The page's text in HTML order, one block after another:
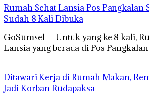
Rumah Sehat Lansia Pos Pangkalan
Sudah 8 Kali Dibuka
GoSumsel — Untuk yang ke 8 kali,
Lansia yang berada di Pos
Ditawari Kerja di Rumah Makan,
Jadi Korban Rudapaksa